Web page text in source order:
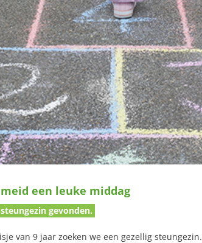
een leuke middag
gevonden.
van 9 jaar zoeken we een gezellig steungezin.